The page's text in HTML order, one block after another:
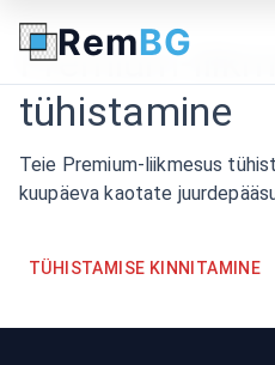
RemBG
Premium-
tühistamine
Teie Premium-liikmesus
kuupäeva kaotate
TÜHISTAMISE KINNITAMINE